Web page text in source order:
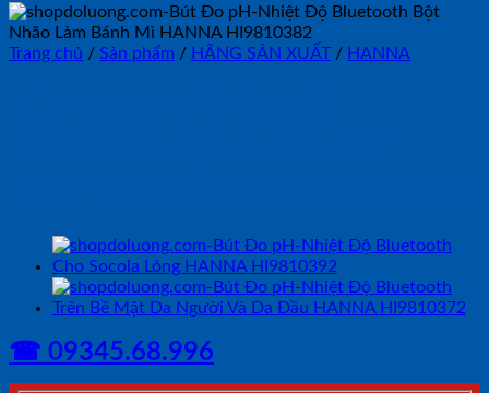
Trang chủ / Sản phẩm / HÃNG SẢN XUẤT / HANNA
☎ 09345.68.996